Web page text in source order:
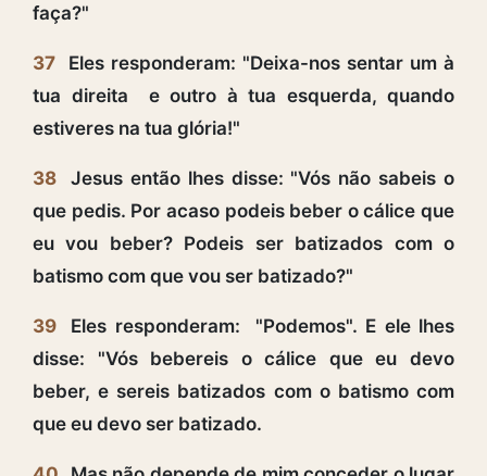
faça?"
37
Eles responderam: "Deixa-nos sentar um à
tua direita e outro à tua esquerda, quando
estiveres na tua glória!"
38
Jesus então lhes disse: "Vós não sabeis o
que pedis. Por acaso podeis beber o cálice que
eu vou beber? Podeis ser batizados com o
batismo com que vou ser batizado?"
39
Eles responderam: "Podemos". E ele lhes
disse: "Vós bebereis o cálice que eu devo
beber, e sereis batizados com o batismo com
que eu devo ser batizado.